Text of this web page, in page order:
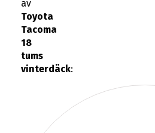
av
Toyota
Tacoma
18
tums
vinterdäck: